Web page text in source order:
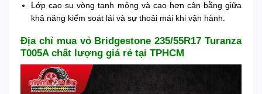
Lớp cao su vòng tanh mỏng và cao hơn cân bằng giữa
khả năng kiểm soát lái và sự thoải mái khi vận hành.
Địa chỉ mua vỏ Bridgestone 235/55R17 Turanza
T005A chất lượng giá rẻ tại TPHCM